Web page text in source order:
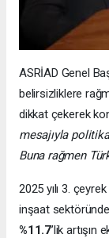
ASRİAD Genel
belirsizliklere
dikkat çekerek
mesajıyla
Buna rağmen
2025 yılı 3.
inşaat
%11.7’lik